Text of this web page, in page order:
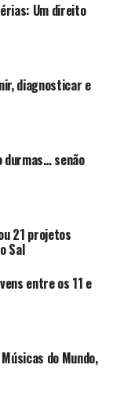
Um direito
diagnosticar e
durmas… senão
21 projetos
Sal
entre os 11 e
do Mundo,